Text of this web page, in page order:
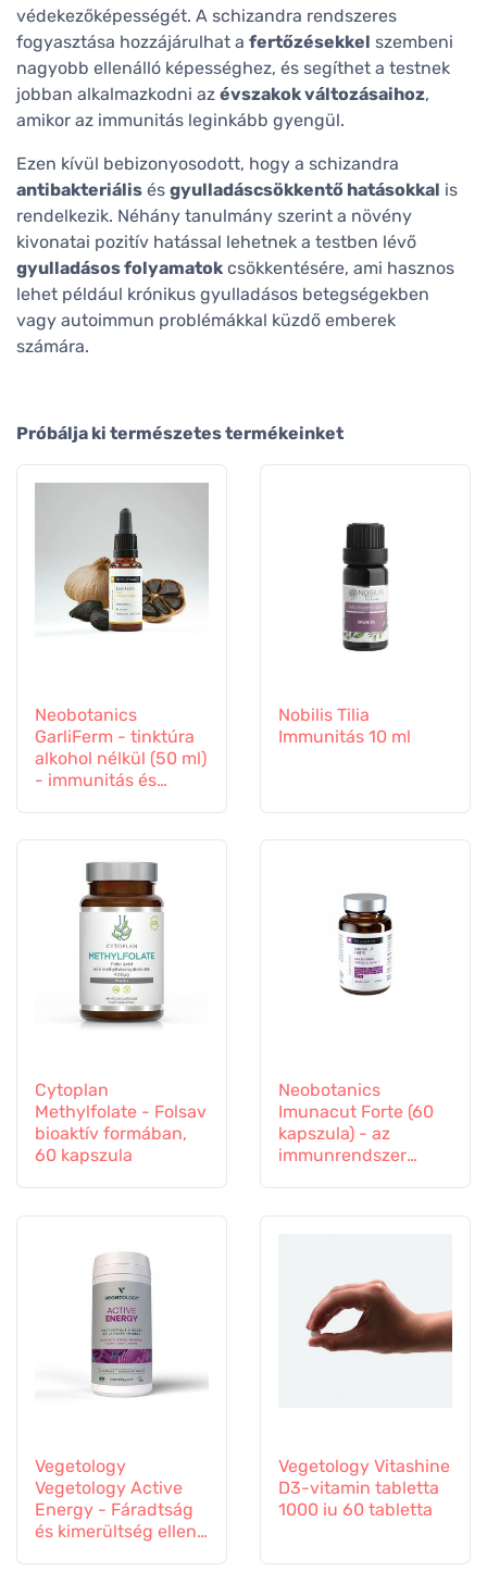
védekezőképességét. A schizandra rendszeres
fogyasztása hozzájárulhat a fertőzésekkel szembeni
nagyobb ellenálló képességhez, és segíthet a testnek
jobban alkalmazkodni az évszakok változásaihoz,
amikor az immunitás leginkább gyengül.
Ezen kívül bebizonyosodott, hogy a schizandra
antibakteriális és gyulladáscsökkentő hatásokkal is
rendelkezik. Néhány tanulmány szerint a növény
kivonatai pozitív hatással lehetnek a testben lévő
gyulladásos folyamatok csökkentésére, ami hasznos
lehet például krónikus gyulladásos betegségekben
vagy autoimmun problémákkal küzdő emberek
számára.
Próbálja ki természetes termékeinket
Neobotanics
GarliFerm - tinktúra
alkohol nélkül (50 ml)
- immunitás és
Nobilis Tilia
Immunitás 10 ml
Cytoplan
Methylfolate - Folsav
bioaktív formában,
60 kapszula
Neobotanics
Imunacut Forte (60
kapszula) - az
immunrendszer
Vegetology
Vegetology Active
Energy - Fáradtság
és kimerültség ellen,
Vegetology Vitashine
D3-vitamin tabletta
1000 iu 60 tabletta